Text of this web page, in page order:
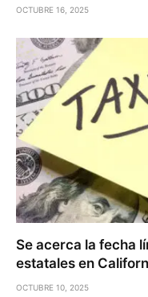
OCTUBRE 16, 2025
Se acerca la fecha
estatales en
OCTUBRE 10, 2025